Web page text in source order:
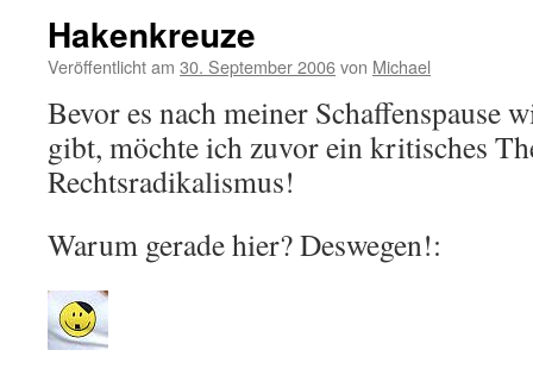
Hakenkreuze
Veröffentlicht am 30. September 2006von Michael
Bevor es nach meiner Schaffenspause
gibt, möchte ich zuvor ein kritisches
Rechtsradikalismus!
Warum gerade hier? Deswegen!: